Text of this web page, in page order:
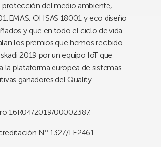
protección del medio ambiente,
OHSAS 18001 y eco diseño
y que en todo el ciclo de vida
los premios que hemos recibido
2019 por un equipo IoT que
la plataforma europea de sistemas
ganadores del Quality
16R04/2019/00002387.
Nº 1327/LE2461.